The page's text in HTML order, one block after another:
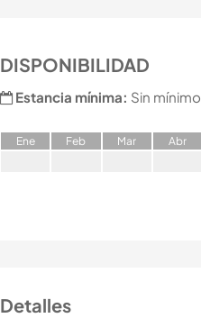
DISPONIBILIDAD
Estancia mínima: Sin mínimo
Ene Feb Mar Abr
Detalles